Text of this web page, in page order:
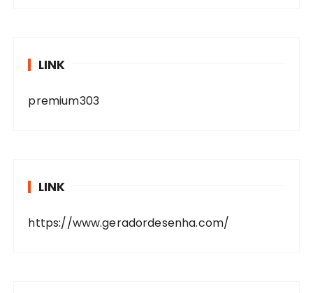
LINK
premium303
LINK
https://www.geradordesenha.com/